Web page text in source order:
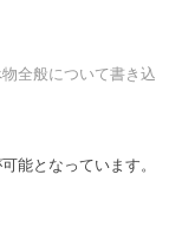
全般について書き込
能となっています。